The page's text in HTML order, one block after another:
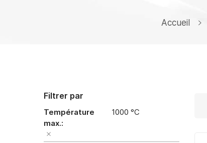
Accueil
Filtrer par
Température
max.
1000 °C